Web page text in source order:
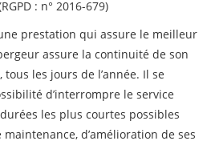
: n° 2016-679)
prestation qui assure le meilleur
assure la continuité de son
les jours de l’année. Il se
d’interrompre le service
les plus courtes possibles
d’amélioration de ses